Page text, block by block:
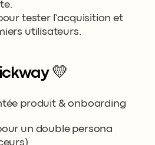
tester l’acquisition et
utilisateurs.
💛
produit & onboarding
un double persona